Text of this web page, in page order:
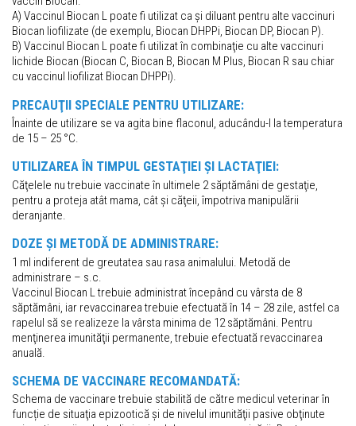
A) Vaccinul Biocan L poate fi utilizat ca și diluant pentru alte vaccinuri
Biocan liofilizate (de exemplu, Biocan DHPPi, Biocan DP, Biocan P).
B) Vaccinul Biocan L poate fi utilizat în combinaţie cu alte vaccinuri
lichide Biocan (Biocan C, Biocan B, Biocan M Plus, Biocan R sau chiar
cu vaccinul liofilizat Biocan DHPPi).
PRECAUŢII SPECIALE PENTRU UTILIZARE:
Înainte de utilizare se va agita bine flaconul, aducându-l la temperatura
de 15 – 25 °C.
UTILIZAREA ÎN TIMPUL GESTAŢIEI ȘI LACTAŢIEI:
Căţelele nu trebuie vaccinate în ultimele 2 săptămâni de gestaţie,
pentru a proteja atât mama, cât și căţeii, împotriva manipulării
deranjante.
DOZE ȘI METODĂ DE ADMINISTRARE:
1 ml indiferent de greutatea sau rasa animalului. Metodă de
administrare – s.c.
Vaccinul Biocan L trebuie administrat începând cu vârsta de 8
săptămâni, iar revaccinarea trebuie efectuată în 14 – 28 zile, astfel ca
rapelul să se realizeze la vârsta minima de 12 săptămâni. Pentru
menţinerea imunităţii permanente, trebuie efectuată revaccinarea
anuală.
SCHEMA DE VACCINARE RECOMANDATĂ:
Schema de vaccinare trebuie stabilită de către medicul veterinar în
funcție de situaţia epizootică și de nivelul imunităţii pasive obţinute